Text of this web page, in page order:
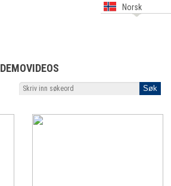
Norsk
DEMOVIDEOS